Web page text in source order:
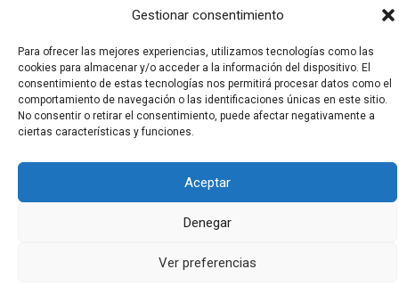
Gestionar consentimiento
Para ofrecer las mejores experiencias, utilizamos tecnologías como las
cookies para almacenar y/o acceder a la información del dispositivo. El
consentimiento de estas tecnologías nos permitirá procesar datos como el
comportamiento de navegación o las identificaciones únicas en este sitio.
No consentir o retirar el consentimiento, puede afectar negativamente a
ciertas características y funciones.
Aceptar
Denegar
Ver preferencias
Todos los derechos © 2026 El Funerario Digital | Funciona
gracias a Tema Astra para WordPress